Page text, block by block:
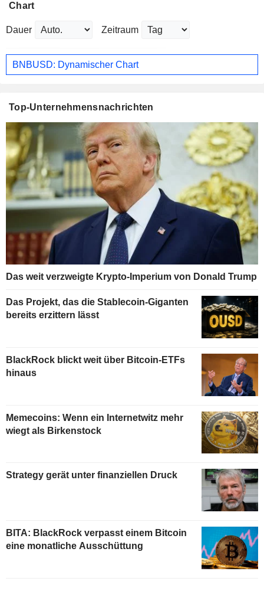
Chart
Dauer Zeitraum
BNBUSD: Dynamischer Chart
Top-Unternehmensnachrichten
Das weit verzweigte Krypto-Imperium von Donald Trump
Das Projekt, das die Stablecoin-Giganten
bereits erzittern lässt
BlackRock blickt weit über Bitcoin-ETFs
hinaus
Memecoins: Wenn ein Internetwitz mehr
wiegt als Birkenstock
Strategy gerät unter finanziellen Druck
BITA: BlackRock verpasst einem Bitcoin
eine monatliche Ausschüttung